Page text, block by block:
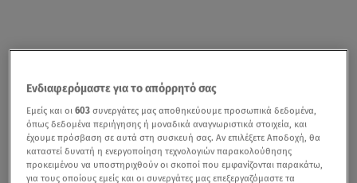
Ενδιαφερόμαστε για το απόρρητό σας
Εμείς και οι603 συνεργάτες μας αποθηκεύουμε προσωπικά δεδομένα,
όπως δεδομένα περιήγησης ή μοναδικά αναγνωριστικά στοιχεία, και
έχουμε πρόσβαση σε αυτά στη συσκευή σας. Αν επιλέξετε Αποδοχή, θα
καταστεί δυνατή η ενεργοποίηση τεχνολογιών παρακολούθησης
προκειμένου να υποστηριχθούν οι σκοποί που εμφανίζονται παρακάτω,
για τους οποίους εμείς και οι συνεργάτες μας επεξεργαζόμαστε τα